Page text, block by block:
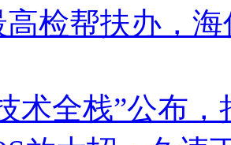
检帮扶办，
术全栈”公布